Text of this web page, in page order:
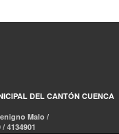
DEL CANTÓN CUENCA
Malo /
4134901